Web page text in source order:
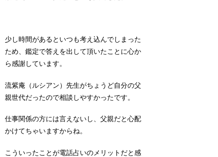
少し時間があるといつも考え込んでしまった
ため、鑑定で答えを出して頂いたことに心か
ら感謝しています。
流紫庵（ルシアン）先生がちょうど自分の父
親世代だったので相談しやすかったです。
仕事関係の方には言えないし、父親だと心配
かけてちゃいますからね。
こういったことが電話占いのメリットだと感